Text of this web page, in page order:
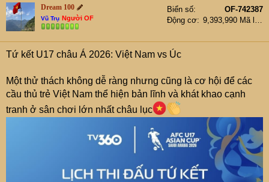
Dream 100
Vũ Trụ Người OF
Biển số
OF-742387
Động cơ
9,393,990 Mã lực
Tứ kết U17 châu Á 2026: Việt Nam vs Úc
Một thử thách không dễ ràng nhưng cũng là cơ hội để các
cầu thủ trẻ Việt Nam thể hiện bản lĩnh và khát khao cạnh
tranh ở sân chơi lớn nhất châu lục